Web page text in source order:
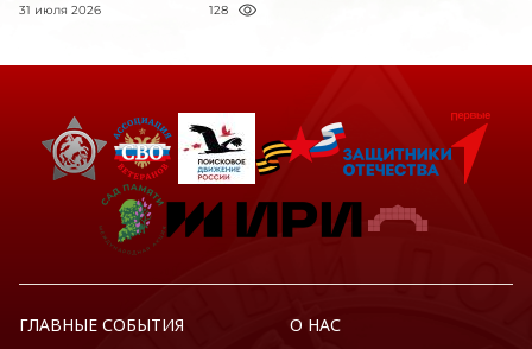
31 июля 2026 128
ГЛАВНЫЕ СОБЫТИЯ О НАС